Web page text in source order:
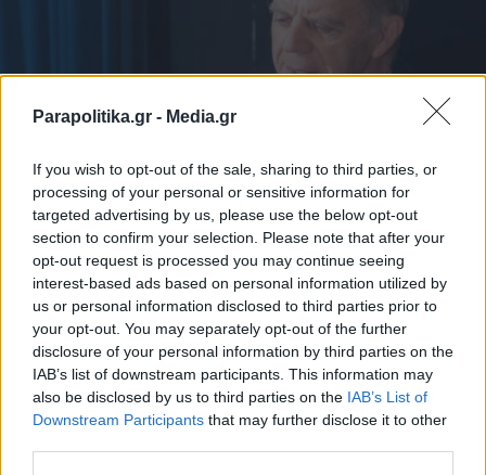
Parapolitika.gr - Media.gr
If you wish to opt-out of the sale, sharing to third parties, or
processing of your personal or sensitive information for
targeted advertising by us, please use the below opt-out
section to confirm your selection. Please note that after your
opt-out request is processed you may continue seeing
interest-based ads based on personal information utilized by
us or personal information disclosed to third parties prior to
your opt-out. You may separately opt-out of the further
disclosure of your personal information by third parties on the
IAB’s list of downstream participants. This information may
also be disclosed by us to third parties on the IAB’s List of
Downstream Participants that may further disclose it to other
STORIES
25.01.2021 07:09
ΓΙΩΡΓΟΣ ΝΟΚΟΣ
Παύλος Αποστολίδης: Από την ΕΥΠ του
Σημίτη μέχρι το ΕΛΙΑΜΕΠ και τις
διερευνητικές με την Τουρκία
Εγγραφή στο newsletter